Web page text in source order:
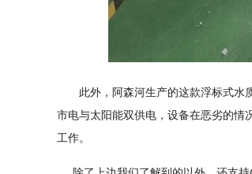
此外，阿森河生产的这款浮标式水质
市电与太阳能双供电，设备在恶劣的情
工作。